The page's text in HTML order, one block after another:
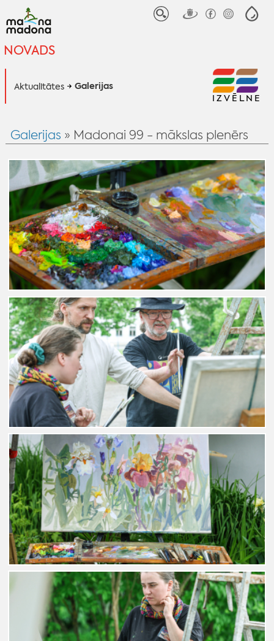
NOVADS
Aktualitātes Galerijas
IZVĒLNE
Galerijas » Madonai 99 - mākslas plenērs